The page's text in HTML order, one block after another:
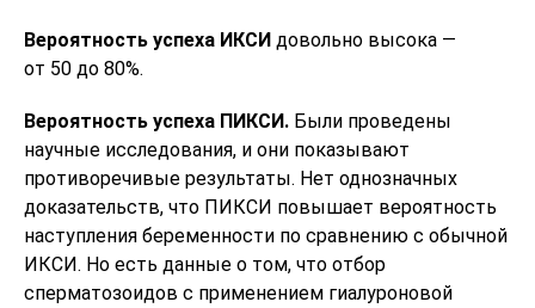
Вероятность успеха ИКСИ довольно высока —
от 50 до 80%.
Вероятность успеха ПИКСИ. Были проведены
научные исследования, и они показывают
противоречивые результаты. Нет однозначных
доказательств, что ПИКСИ повышает вероятность
наступления беременности по сравнению с обычной
ИКСИ. Но есть данные о том, что отбор
сперматозоидов с применением гиалуроновой